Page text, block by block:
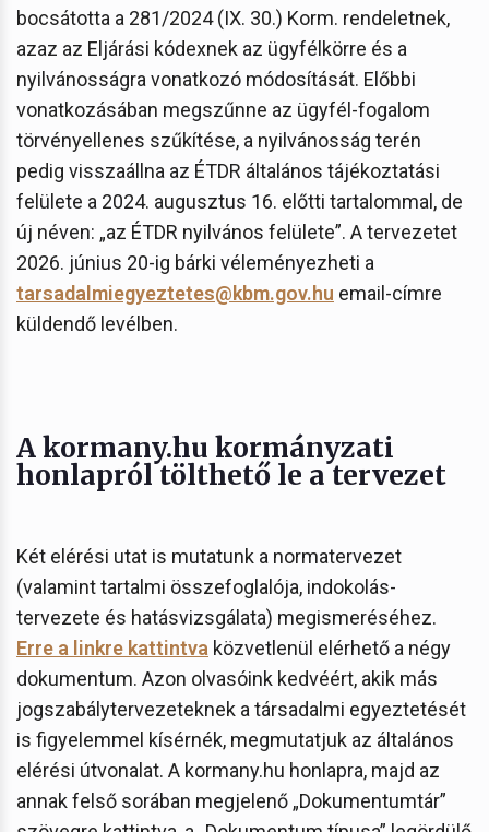
bocsátotta a 281/2024 (IX. 30.) Korm. rendeletnek,
azaz az Eljárási kódexnek az ügyfélkörre és a
nyilvánosságra vonatkozó módosítását. Előbbi
vonatkozásában megszűnne az ügyfél-fogalom
törvényellenes szűkítése, a nyilvánosság terén
pedig visszaállna az ÉTDR általános tájékoztatási
felülete a 2024. augusztus 16. előtti tartalommal, de
új néven: „az ÉTDR nyilvános felülete”. A tervezetet
2026. június 20-ig bárki véleményezheti a
tarsadalmiegyeztetes@kbm.gov.hu email-címre
küldendő levélben.
A kormany.hu kormányzati
honlapról tölthető le a tervezet
Két elérési utat is mutatunk a normatervezet
(valamint tartalmi összefoglalója, indokolás-
tervezete és hatásvizsgálata) megismeréséhez.
Erre a linkre kattintva közvetlenül elérhető a négy
dokumentum. Azon olvasóink kedvéért, akik más
jogszabálytervezeteknek a társadalmi egyeztetését
is figyelemmel kísérnék, megmutatjuk az általános
elérési útvonalat. A kormany.hu honlapra, majd az
annak felső sorában megjelenő „Dokumentumtár”